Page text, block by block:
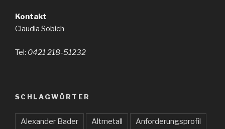
Kontakt
Claudia Sobich
Tel: 0421 218-51232
SCHLAGWÖRTER
Alexander Bader Altmetall Anforderungsprofil